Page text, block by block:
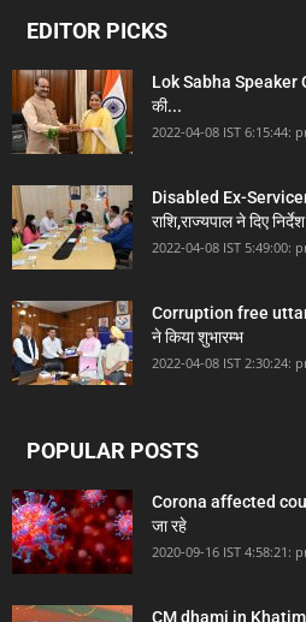
EDITOR PICKS
Lok Sabha Speaker
की...
2022-04-08 IST 6:15:44:
Disabled Ex-
राशि,राज्यपाल ने दिए निर्देश
2022-04-08 IST 5:49:00:
Corruption free
ने किया शुभारम्भ
2022-04-08 IST 2:30:24:
POPULAR POSTS
Corona affected
जा रहे
2020-09-16 IST 4:58:21:
CM dhami in